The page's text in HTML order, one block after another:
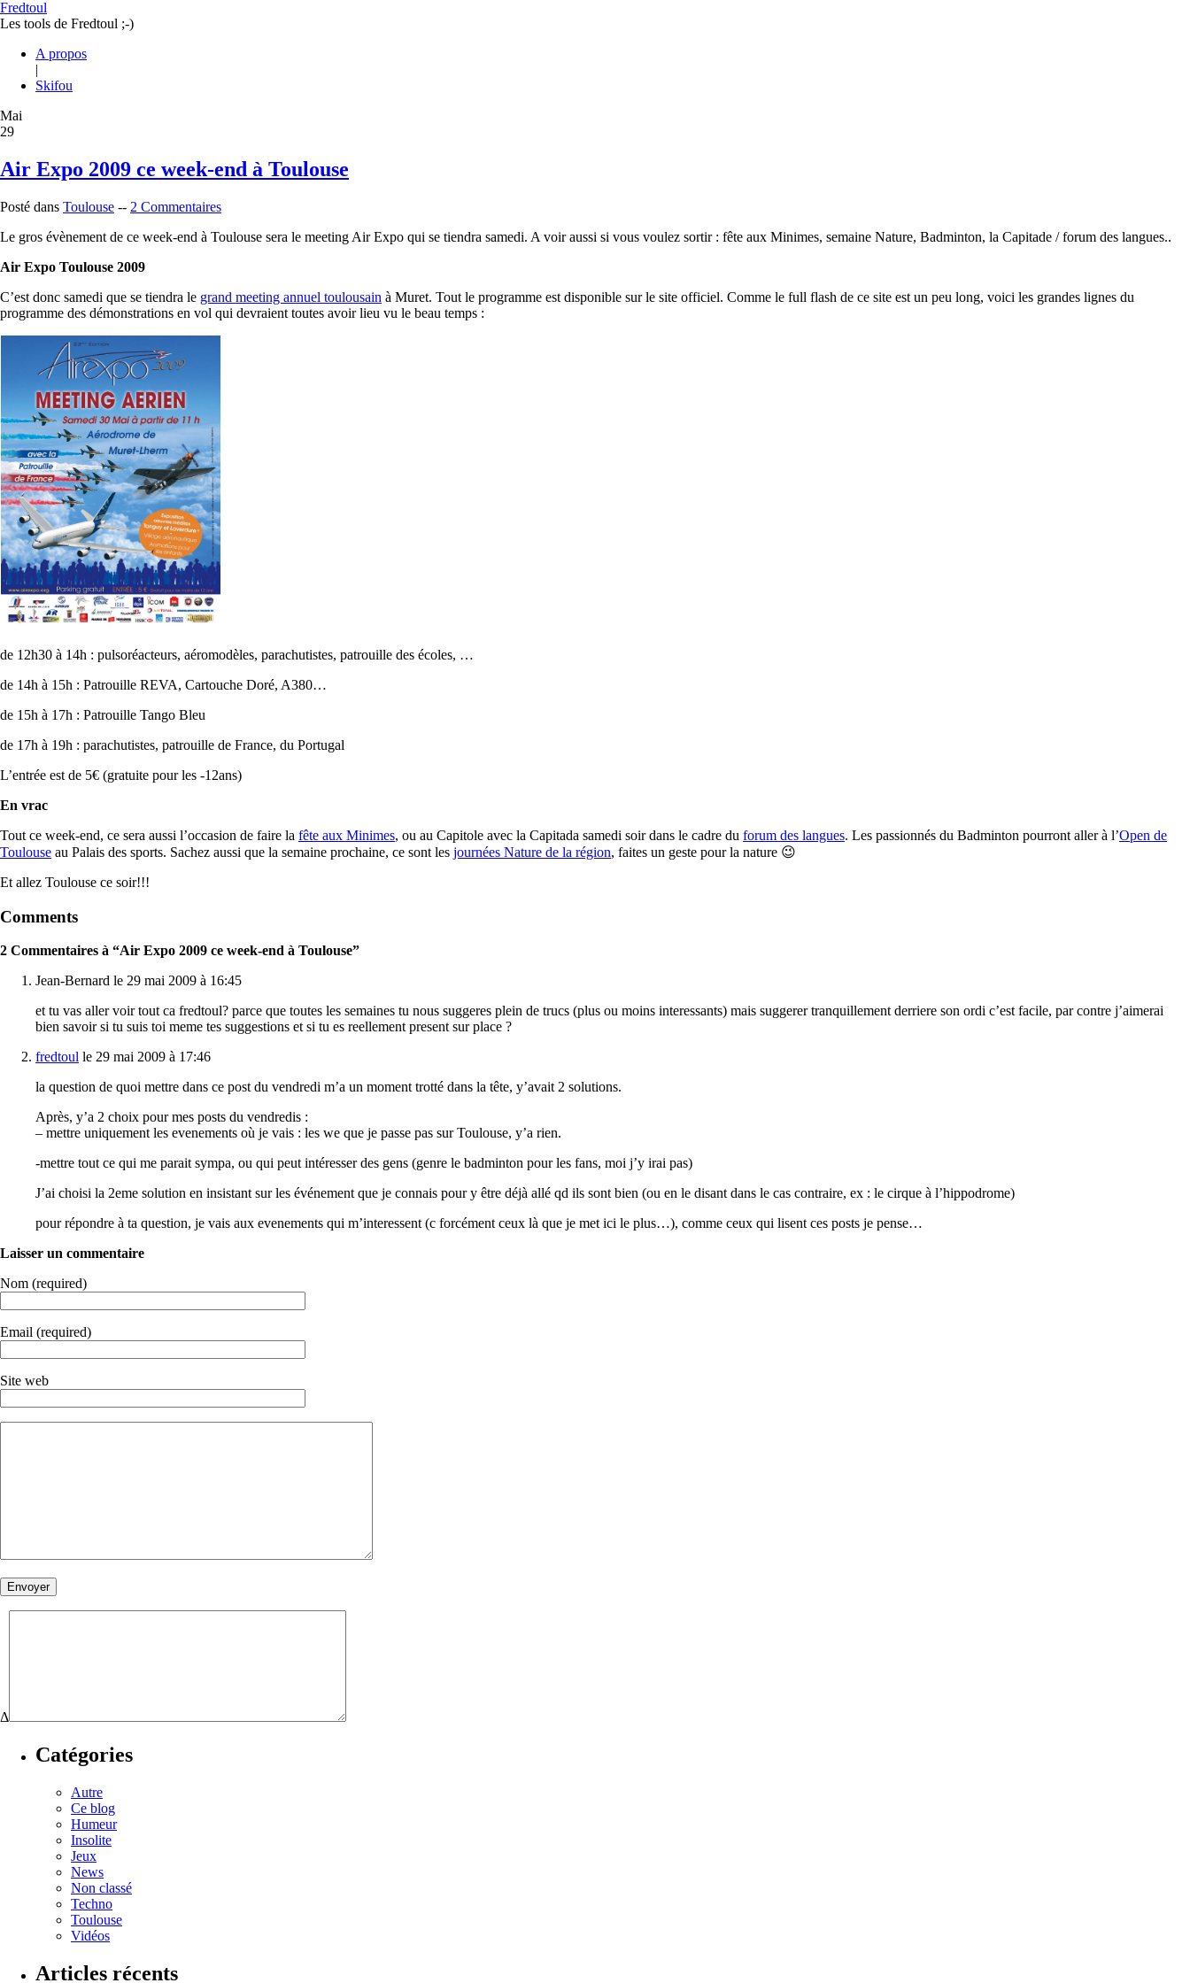
Fredtoul
Les tools de Fredtoul ;-)
A propos
|
Skifou
Mai
29
Air Expo 2009 ce week-end à Toulouse
Posté dans Toulouse -- 2 Commentaires
Le gros évènement de ce week-end à Toulouse sera le meeting Air Expo qui se tiendra samedi. A voir aussi si vous voulez sortir : fête aux Minimes, semaine Nature, Badminton, la Capitade / forum des langues..
Air Expo Toulouse 2009
C’est donc samedi que se tiendra le grand meeting annuel toulousain à Muret. Tout le programme est disponible sur le site officiel. Comme le full flash de ce site est un peu long, voici les grandes lignes du
programme des démonstrations en vol qui devraient toutes avoir lieu vu le beau temps :
de 12h30 à 14h : pulsoréacteurs, aéromodèles, parachutistes, patrouille des écoles, …
de 14h à 15h : Patrouille REVA, Cartouche Doré, A380…
de 15h à 17h : Patrouille Tango Bleu
de 17h à 19h : parachutistes, patrouille de France, du Portugal
L’entrée est de 5€ (gratuite pour les -12ans)
En vrac
Tout ce week-end, ce sera aussi l’occasion de faire la fête aux Minimes, ou au Capitole avec la Capitada samedi soir dans le cadre du forum des langues. Les passionnés du Badminton pourront aller à l’Open de
Toulouse au Palais des sports. Sachez aussi que la semaine prochaine, ce sont les journées Nature de la région, faites un geste pour la nature 😉
Et allez Toulouse ce soir!!!
Comments
2 Commentaires à “Air Expo 2009 ce week-end à Toulouse”
Jean-Bernard le 29 mai 2009 à 16:45
et tu vas aller voir tout ca fredtoul? parce que toutes les semaines tu nous suggeres plein de trucs (plus ou moins interessants) mais suggerer tranquillement derriere son ordi c’est facile, par contre j’aimerai
bien savoir si tu suis toi meme tes suggestions et si tu es reellement present sur place ?
fredtoul le 29 mai 2009 à 17:46
la question de quoi mettre dans ce post du vendredi m’a un moment trotté dans la tête, y’avait 2 solutions.
Après, y’a 2 choix pour mes posts du vendredis :
– mettre uniquement les evenements où je vais : les we que je passe pas sur Toulouse, y’a rien.
-mettre tout ce qui me parait sympa, ou qui peut intéresser des gens (genre le badminton pour les fans, moi j’y irai pas)
J’ai choisi la 2eme solution en insistant sur les événement que je connais pour y être déjà allé qd ils sont bien (ou en le disant dans le cas contraire, ex : le cirque à l’hippodrome)
pour répondre à ta question, je vais aux evenements qui m’interessent (c forcément ceux là que je met ici le plus…), comme ceux qui lisent ces posts je pense…
Laisser un commentaire
Nom (required)
Email (required)
Site web
Δ
Catégories
Autre
Ce blog
Humeur
Insolite
Jeux
News
Non classé
Techno
Toulouse
Vidéos
Articles récents